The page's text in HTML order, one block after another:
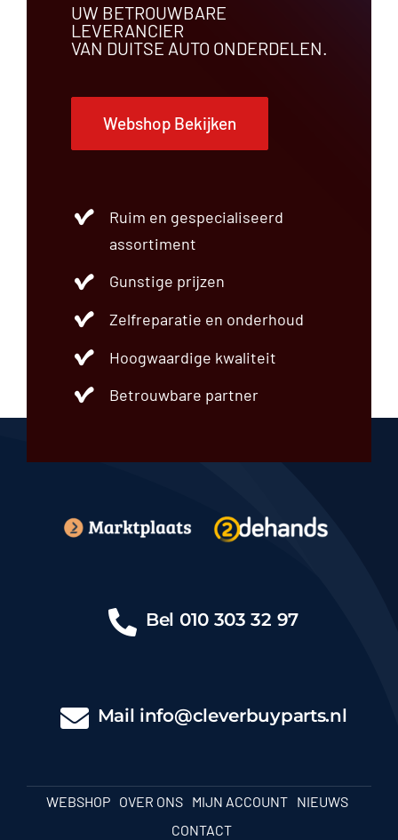
UW BETROUWBARE
LEVERANCIER
VAN DUITSE AUTO ONDERDELEN.
Webshop Bekijken
Ruim en gespecialiseerd
assortiment
Gunstige prijzen
Zelfreparatie en onderhoud
Hoogwaardige kwaliteit
Betrouwbare partner
Bel 010 303 32 97
Mail info@cleverbuyparts.nl
WEBSHOP OVER ONS MIJN ACCOUNT
NIEUWS
CONTACT